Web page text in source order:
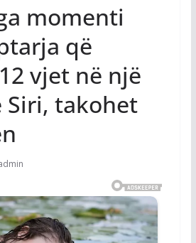
momenti
që
vjet në një
Siri, takohet